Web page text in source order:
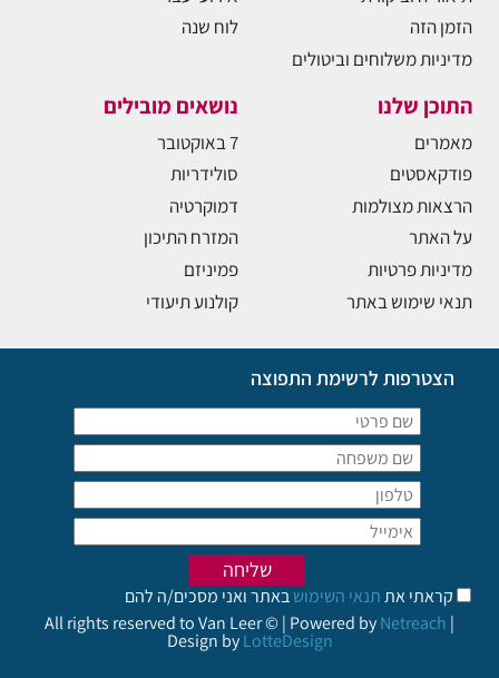
הזמן הזה
מדיניות משלוחים וביטולים
לוח שנה
התוכן שלנו
מאמרים
פודקאסטים
הרצאות מצולמות
על האתר
מדיניות פרטיות
תנאי שימוש באתר
נושאים מובילים
7 באוקטובר
סולידריות
דמוקרטיה
המזרח התיכון
פמיניזם
קולנוע תיעודי
הצטרפות לרשימת התפוצה
קראתי אתתנאי השימושבאתר ואני מסכים/ה להם
All rights reserved to Van Leer © | Powered byNetreach |
Design byLotteDesign